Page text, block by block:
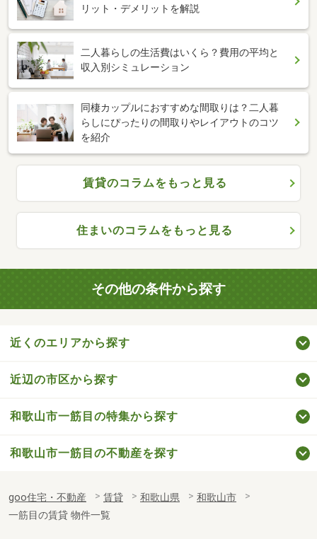
リット・デメリットを解説
二人暮らしの生活費はいくら？費用の平均と
収入別シミュレーション
同棲カップルにおすすめな間取りは？二人暮
らしにぴったりの間取りやレイアウトのコツ
を紹介
賃貸のコラムをもっと見る
住まいのコラムをもっと見る
その他の条件から探す
近くのエリアから探す
近辺の市区から探す
和歌山市一筋目の特集から探す
和歌山市一筋目の不動産を探す
goo住宅・不動産 賃貸 和歌山県
和歌山市
一筋目の賃貸 物件一覧